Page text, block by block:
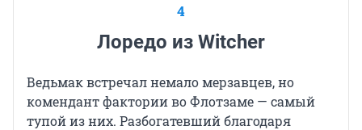
4
Лоредо из Witcher
Ведьмак встречал немало мерзавцев, но
комендант фактории во Флотзаме — самый
тупой из них. Разбогатевший благодаря